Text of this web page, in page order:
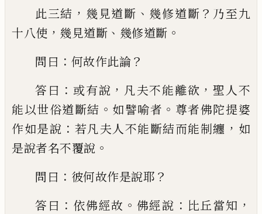
此三結 ， 幾見道斷 、 幾修道斷 ？ 乃至九
十八使 ， 幾見道斷 、 幾修道斷 。
問曰 ： 何故作此論？
答曰 ： 或有說 ， 凡夫不能離欲 ，聖人不
能以世俗道斷結 。 如譬喻者 。 尊者佛陀提婆
作如是說 ： 若凡夫人不能斷結而能制纏 ， 如
是說者名不覆說 。
問曰 ： 彼何故作是說耶 ？
答曰 ： 依佛經故 。 佛經說 ： 比丘當知 ，